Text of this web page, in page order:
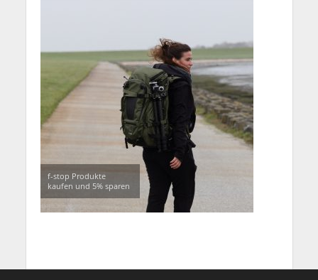
f-stop Produkte
kaufen und 5% sparen